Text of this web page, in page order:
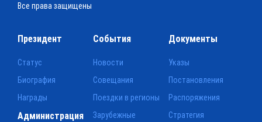
Все права защищены
Президент
Статус
Биография
Награды
События
Новости
Совещания
Поездки в регионы
Зарубежные
Документы
Указы
Постановления
Распоряжения
Стратегия
Администрация